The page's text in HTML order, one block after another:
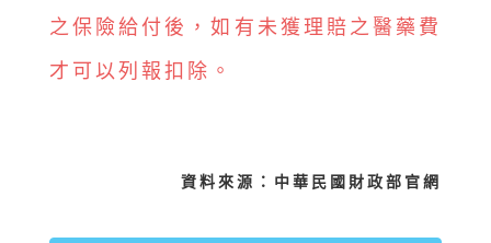
之保險給付後，如有未獲理賠之醫藥費
才可以列報扣除。
資料來源：中華民國財政部官網